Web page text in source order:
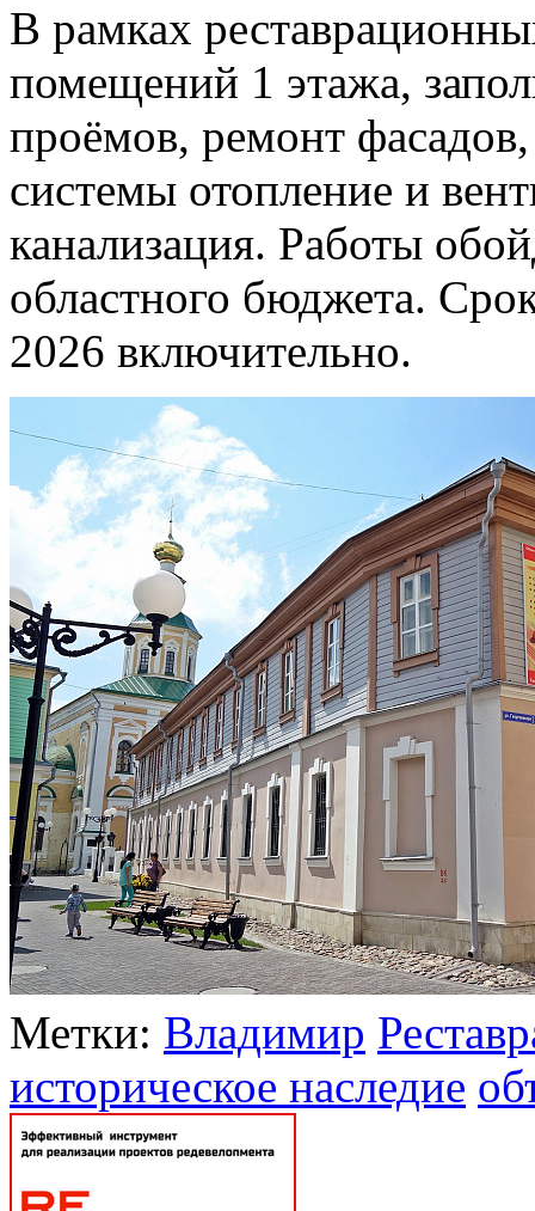
В рамках
помещений 1 этажа,
проёмов, ремонт
системы отопление и
канализация. Работы
областного бюджета.
2026 включительно.
Метки: Владимир
историческое наследие